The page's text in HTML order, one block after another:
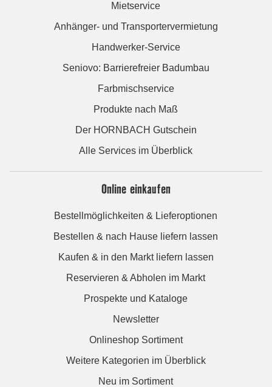
Mietservice
Anhänger- und Transportervermietung
Handwerker-Service
Seniovo: Barrierefreier Badumbau
Farbmischservice
Produkte nach Maß
Der HORNBACH Gutschein
Alle Services im Überblick
Online einkaufen
Bestellmöglichkeiten & Lieferoptionen
Bestellen & nach Hause liefern lassen
Kaufen & in den Markt liefern lassen
Reservieren & Abholen im Markt
Prospekte und Kataloge
Newsletter
Onlineshop Sortiment
Weitere Kategorien im Überblick
Neu im Sortiment